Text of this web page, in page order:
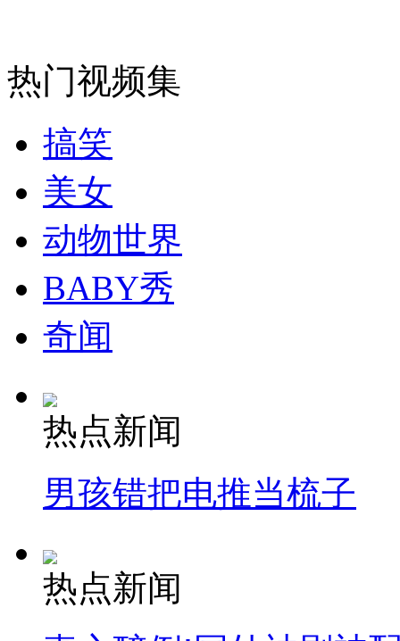
纽约上演“枕头大战”
司机酒驾遇交警 急速倒车逃窜
热门视频集
搞笑
美女
动物世界
BABY秀
奇闻
热点新闻
男孩错把电推当梳子
热点新闻